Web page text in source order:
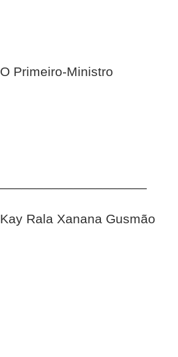
O Primeiro-Ministro
Kay Rala Xanana Gusmão